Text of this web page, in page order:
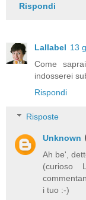
Rispondi
Lallabel 13
Come
indosserei
Rispondi
Risposte
Unknown
Ah be',
(curioso
i tuo :-)